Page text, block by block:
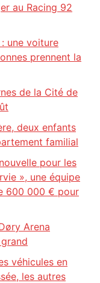
au Racing 92
une voiture
prennent la
de la Cité de
deux enfants
familial
pour les
», une équipe
600 000 € pour
Arena
véhicules en
les autres